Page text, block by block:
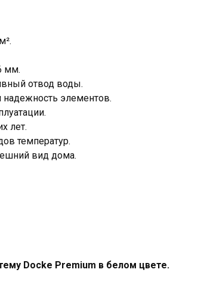
мм.
отвод воды.
элементов.
лет.
температур.
вид дома.
Docke Premium в белом цвете.